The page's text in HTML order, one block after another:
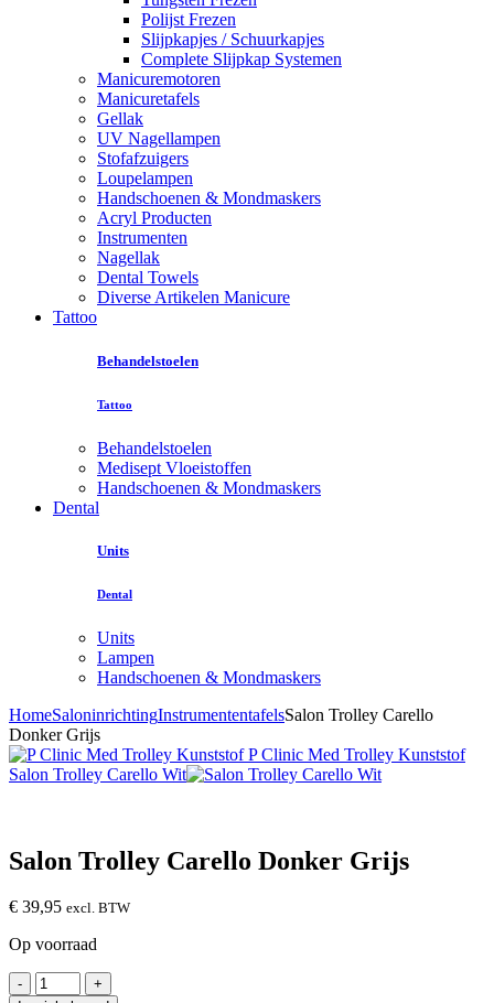
Polijst Frezen
Slijpkapjes / Schuurkapjes
Complete Slijpkap Systemen
Manicuremotoren
Manicuretafels
Gellak
UV Nagellampen
Stofafzuigers
Loupelampen
Handschoenen & Mondmaskers
Acryl Producten
Instrumenten
Nagellak
Dental Towels
Diverse Artikelen Manicure
Tattoo
Behandelstoelen
Tattoo
Behandelstoelen
Medisept Vloeistoffen
Handschoenen & Mondmaskers
Dental
Units
Dental
Units
Lampen
Handschoenen & Mondmaskers
HomeSaloninrichtingInstrumententafelsSalon Trolley Carello
Donker Grijs
P Clinic Med Trolley Kunststof
Salon Trolley Carello Wit
Salon Trolley Carello Donker Grijs
€ 39,95 excl. BTW
Op voorraad
-
Salon
+